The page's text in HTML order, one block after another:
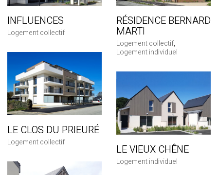
INFLUENCES
Logement collectif
RÉSIDENCE BERNARD
MARTI
Logement collectif,
Logement individuel
LE CLOS DU PRIEURÉ
Logement collectif
LE VIEUX CHÊNE
Logement individuel